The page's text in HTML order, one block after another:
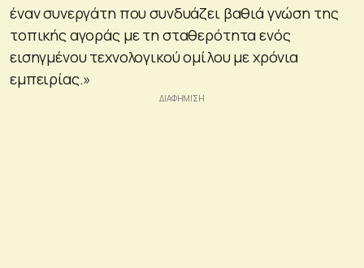
έναν συνεργάτη που συνδυάζει βαθιά γνώση της
τοπικής αγοράς με τη σταθερότητα ενός
εισηγμένου τεχνολογικού ομίλου με χρόνια
εμπειρίας.»